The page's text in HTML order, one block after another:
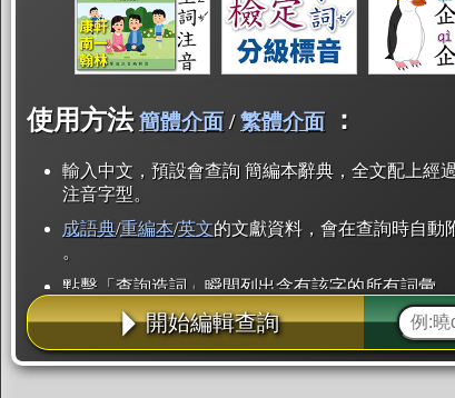
使用方法 簡體介面/繁體介面 ：
輸入中文，預設會查詢 簡編本辭典，全文配上經
注音字型。
成語典/重編本/英文的文獻資料，會在查詢時自動
。
點擊「查詢造詞」瞬間列出含有該字的所有詞彙。
點「部首」瞬間列出所有「同部首字」。也支援
辭典解釋的全文都經過自動斷詞，點擊便可瞬間
用手動重複輸入。
開始編輯查詢